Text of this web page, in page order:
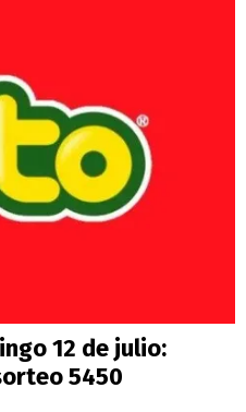
12 de julio:
5450